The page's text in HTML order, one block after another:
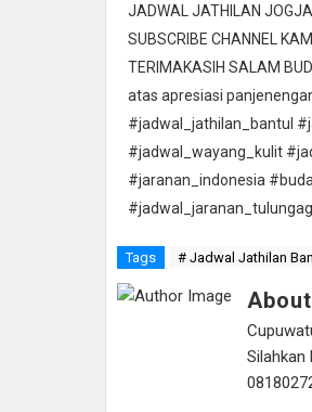
JADWAL JATHILAN JOGJA
SUBSCRIBE CHANNEL
TERIMAKASIH SALAM
atas apresiasi
#jadwal_jathilan_bantul
#jadwal_wayang_kulit
#jaranan_indonesia
Tags # Jadwal Jathilan